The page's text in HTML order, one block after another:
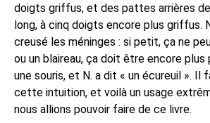
doigts griffus, et des pattes arrières
long, à cinq doigts encore plus griffus.
creusé les méninges : si petit, ça ne
ou un blaireau, ça doit être encore plus
une souris, et N. a dit « un écureuil ». Il
cette intuition, et voilà un usage
nous allions pouvoir faire de ce livre.